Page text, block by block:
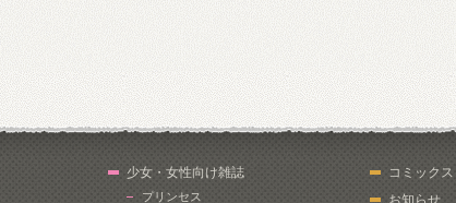
少女・女性向け雑誌
プリンセス
コミックス
お知らせ